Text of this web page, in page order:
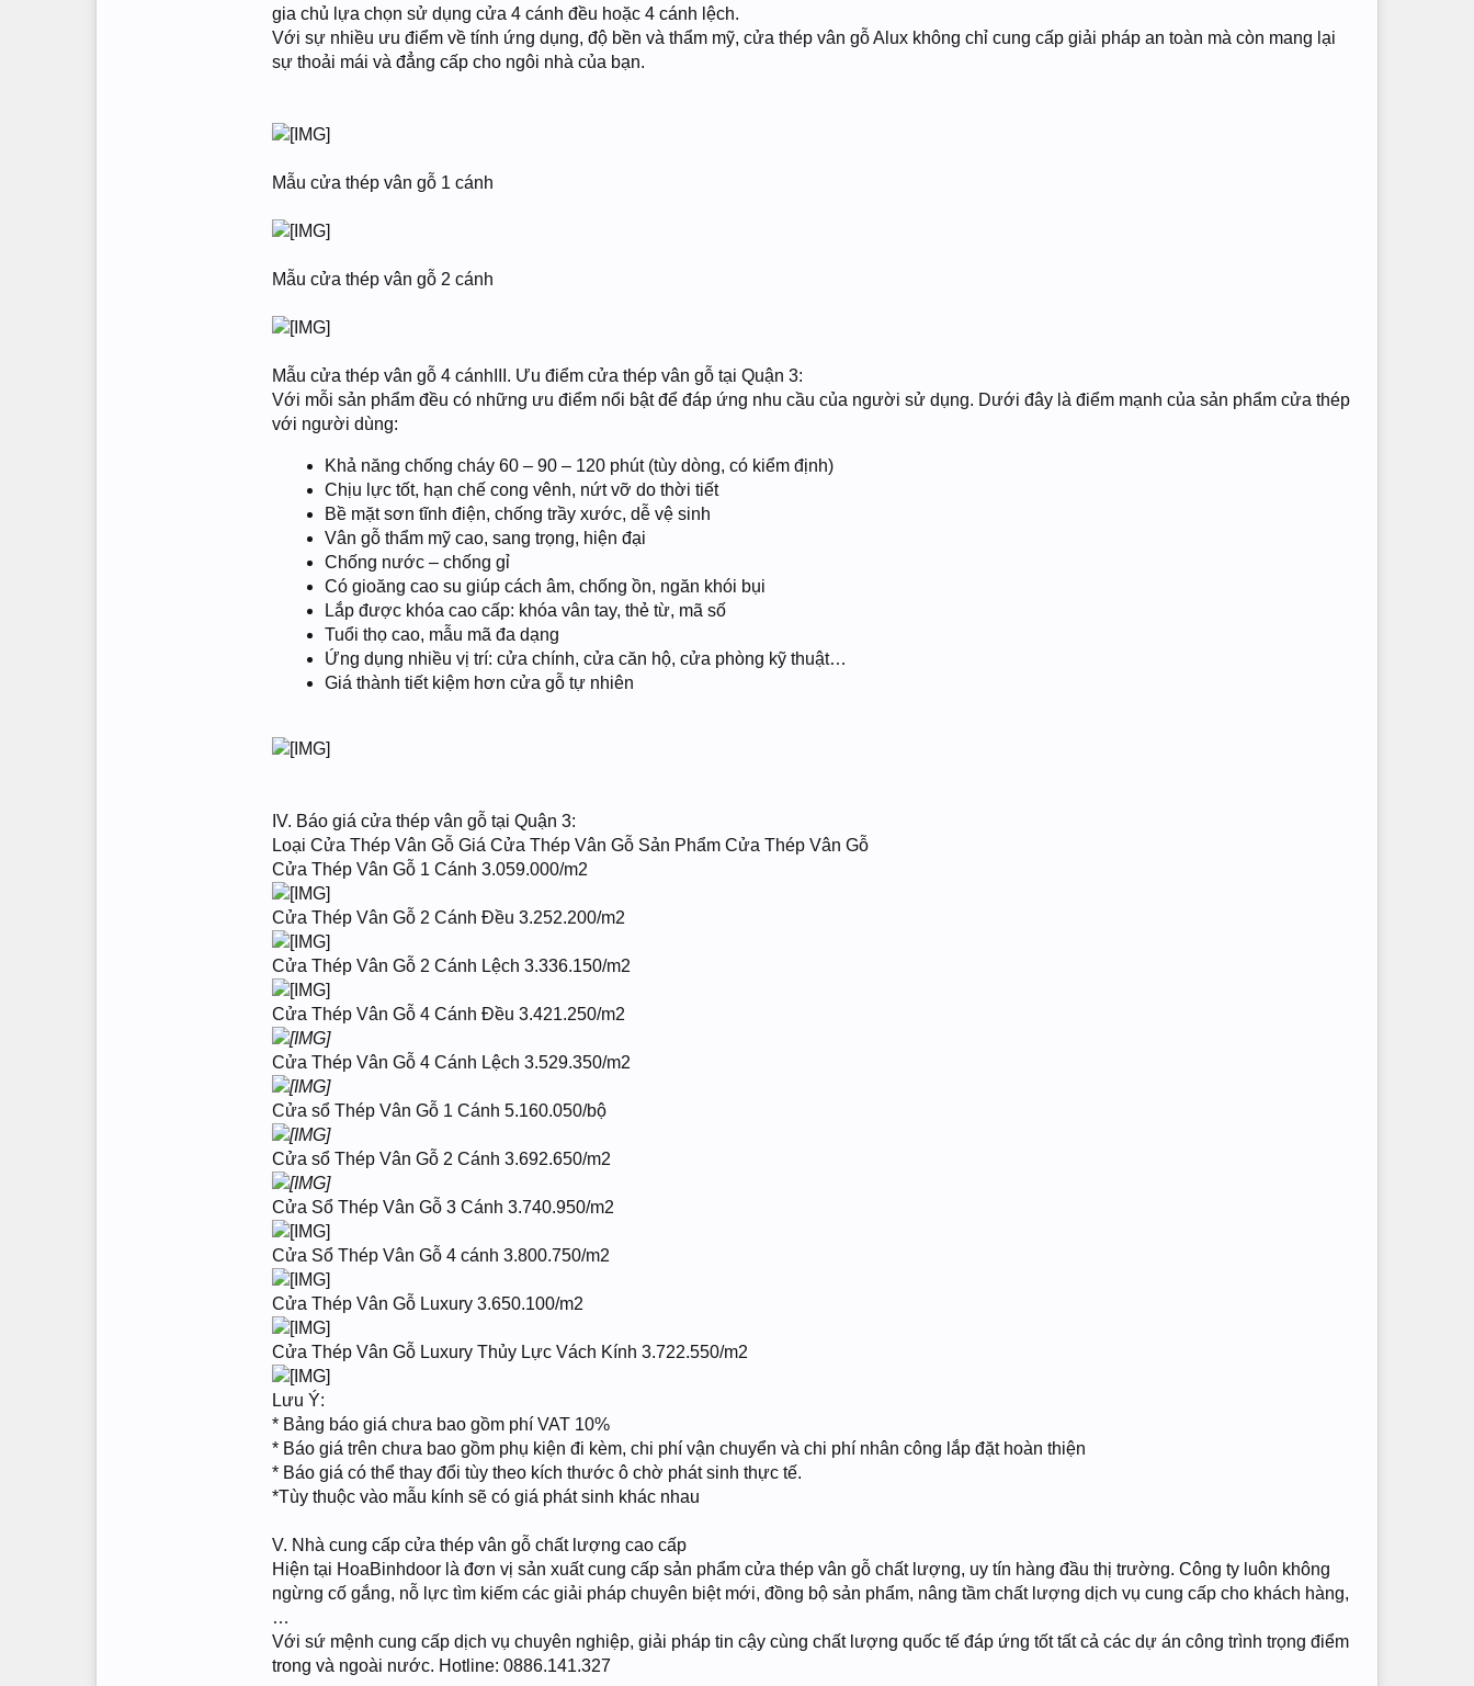
gia chủ lựa chọn sử dụng cửa 4 cánh đều hoặc 4 cánh lệch.
Với sự nhiều ưu điểm về tính ứng dụng, độ bền và thẩm mỹ, cửa thép vân gỗ Alux không chỉ cung cấp giải pháp an toàn mà còn mang lại
sự thoải mái và đẳng cấp cho ngôi nhà của bạn.
Mẫu cửa thép vân gỗ 1 cánh
Mẫu cửa thép vân gỗ 2 cánh
Mẫu cửa thép vân gỗ 4 cánhIII. Ưu điểm cửa thép vân gỗ tại Quận 3:
Với mỗi sản phẩm đều có những ưu điểm nổi bật để đáp ứng nhu cầu của người sử dụng. Dưới đây là điểm mạnh của sản phẩm cửa thép
với người dùng:
Khả năng chống cháy 60 – 90 – 120 phút (tùy dòng, có kiểm định)
Chịu lực tốt, hạn chế cong vênh, nứt vỡ do thời tiết
Bề mặt sơn tĩnh điện, chống trầy xước, dễ vệ sinh
Vân gỗ thẩm mỹ cao, sang trọng, hiện đại
Chống nước – chống gỉ
Có gioăng cao su giúp cách âm, chống ồn, ngăn khói bụi
Lắp được khóa cao cấp: khóa vân tay, thẻ từ, mã số
Tuổi thọ cao, mẫu mã đa dạng
Ứng dụng nhiều vị trí: cửa chính, cửa căn hộ, cửa phòng kỹ thuật…
Giá thành tiết kiệm hơn cửa gỗ tự nhiên
IV. Báo giá cửa thép vân gỗ tại Quận 3:
Loại Cửa Thép Vân Gỗ Giá Cửa Thép Vân Gỗ Sản Phẩm Cửa Thép Vân Gỗ
Cửa Thép Vân Gỗ 1 Cánh 3.059.000/m2
Cửa Thép Vân Gỗ 2 Cánh Đều 3.252.200/m2
Cửa Thép Vân Gỗ 2 Cánh Lệch 3.336.150/m2
Cửa Thép Vân Gỗ 4 Cánh Đều 3.421.250/m2
Cửa Thép Vân Gỗ 4 Cánh Lệch 3.529.350/m2
Cửa sổ Thép Vân Gỗ 1 Cánh 5.160.050/bộ
Cửa sổ Thép Vân Gỗ 2 Cánh 3.692.650/m2
Cửa Sổ Thép Vân Gỗ 3 Cánh 3.740.950/m2
Cửa Sổ Thép Vân Gỗ 4 cánh 3.800.750/m2
Cửa Thép Vân Gỗ Luxury 3.650.100/m2
Cửa Thép Vân Gỗ Luxury Thủy Lực Vách Kính 3.722.550/m2
Lưu Ý:
* Bảng báo giá chưa bao gồm phí VAT 10%
* Báo giá trên chưa bao gồm phụ kiện đi kèm, chi phí vận chuyển và chi phí nhân công lắp đặt hoàn thiện
* Báo giá có thể thay đổi tùy theo kích thước ô chờ phát sinh thực tế.
*Tùy thuộc vào mẫu kính sẽ có giá phát sinh khác nhau
V. Nhà cung cấp cửa thép vân gỗ chất lượng cao cấp
Hiện tại HoaBinhdoor là đơn vị sản xuất cung cấp sản phẩm cửa thép vân gỗ chất lượng, uy tín hàng đầu thị trường. Công ty luôn không
ngừng cố gắng, nỗ lực tìm kiếm các giải pháp chuyên biệt mới, đồng bộ sản phẩm, nâng tầm chất lượng dịch vụ cung cấp cho khách hàng,
…
Với sứ mệnh cung cấp dịch vụ chuyên nghiệp, giải pháp tin cậy cùng chất lượng quốc tế đáp ứng tốt tất cả các dự án công trình trọng điểm
trong và ngoài nước. Hotline: 0886.141.327